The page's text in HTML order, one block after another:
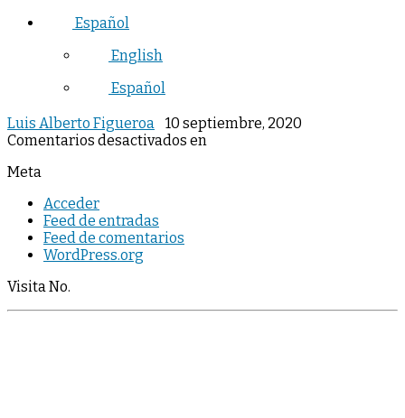
Español
English
Español
Luis Alberto Figueroa
10 septiembre, 2020
Comentarios desactivados en
Meta
Acceder
Feed de entradas
Feed de comentarios
WordPress.org
Visita No.